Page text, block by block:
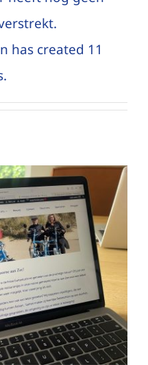
has created 11
blijven!